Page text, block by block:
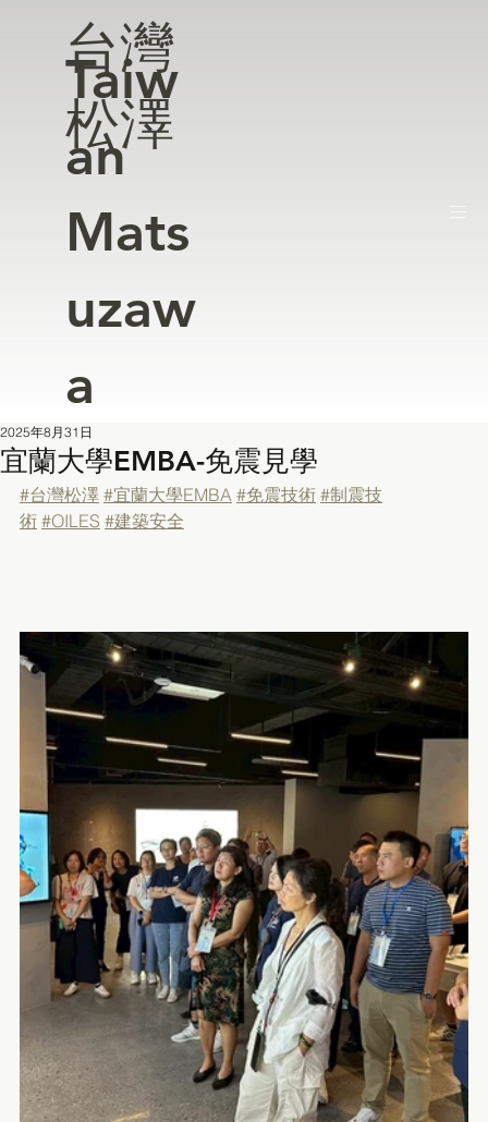
台灣
松澤
Taiw
an
Mats
uzaw
a
宜蘭大學EMBA-免震見學
2025年8月31日
#台灣松澤 #宜蘭大學EMBA #免震技術 #制震技
術 #OILES #建築安全